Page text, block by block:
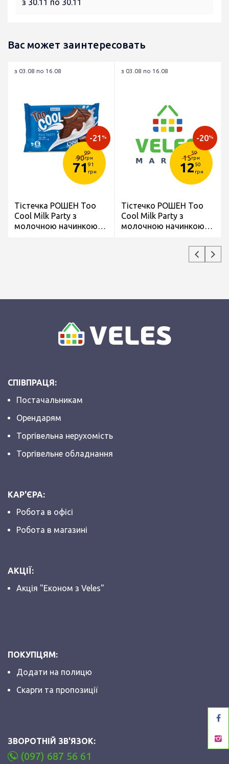
з 30.11 по 30.11
Вас может заинтересовать
з 03.08 по 16.08
90
99
грн
71 91
грн
-21 %
Тістечка РОШЕН Too
Cool Milk Party з
молочною начинкою
з 03.08 по 16.08
15
59
грн
12 50
грн
-20%
Тістечко РОШЕН Too
Cool Milk Party з
молочною начинкою
СПІВПРАЦЯ:
Постачальникам
Орендарям
Торгівельна нерухомість
Торгівельне обладнання
КАР'ЄРА:
Робота в офісі
Робота в магазині
АКЦІЇ:
Акція "Економ з Veles"
ПОКУПЦЯМ:
Додати на полицю
Скарги та пропозиції
ЗВОРОТНІЙ ЗВ'ЯЗОК:
(097) 687 56 61